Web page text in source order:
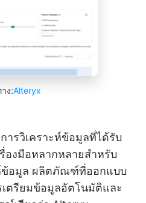
ง:Alteryx
รวิเคราะห์ข้อมูลที่ได้รับ
องมือหลากหลายสำหรับ
ข้อมูล ผลิตภัณฑ์ที่ออกแบบ
ตรียมข้อมูลอัตโนมัติและ